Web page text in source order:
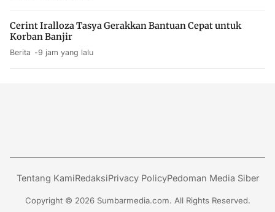
Cerint Iralloza Tasya Gerakkan Bantuan Cepat untuk
Korban Banjir
Berita 9 jam yang lalu
Tentang KamiRedaksiPrivacy PolicyPedoman Media Siber
Copyright © 2026 Sumbarmedia.com. All Rights Reserved.